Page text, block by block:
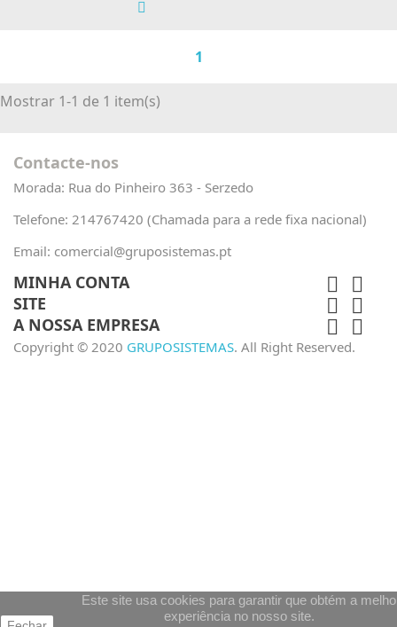
1
Mostrar 1-1 de 1 item(s)
Contacte-nos
Morada: Rua do Pinheiro 363 - Serzedo
Telefone: 214767420 (Chamada para a rede fixa nacional)
Email: comercial@gruposistemas.pt
MINHA CONTA  
SITE  
A NOSSA EMPRESA  
Este site usa cookies para garantir que obtém a
experiência no nosso site.
Copyright © 2020 GRUPOSISTEMAS. All Right Reserved.